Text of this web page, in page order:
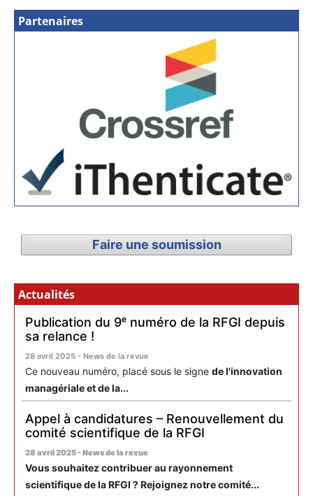
Partenaires
Faire une soumission
Actualités
Publication du 9ᵉ numéro de la RFGI depuis
sa relance !
28 avril 2025 - News de la revue
Ce nouveau numéro, placé sous le signe de l'innovation
managériale et de la...
Appel à candidatures – Renouvellement du
comité scientifique de la RFGI
28 avril 2025 - News de la revue
Vous souhaitez contribuer au rayonnement
scientifique de la RFGI ? Rejoignez notre comité...